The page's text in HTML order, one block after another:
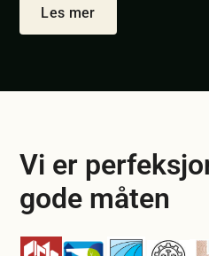
Les mer
Vi er
gode måten